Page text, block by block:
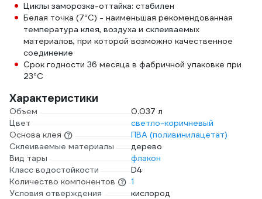
Циклы заморозка-оттайка: стабилен
Белая точка (7°С) - наименьшая рекомендованная
температура клея, воздуха и склеиваемых
материалов, при которой возможно качественное
соединение
Срок годности 36 месяца в фабричной упаковке при
23°С
Характеристики
Объем
0.037 л
Цвет
светло-коричневый
Основа клея
ПВА (поливинилацетат)
Склеиваемые материалы
дерево
Вид тары
флакон
Класс водостойкости
D4
Количество компонентов
1
Условия отверждения
кислород